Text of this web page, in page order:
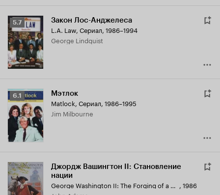
Рейтинг
Кинопоиска
5.7
5.7 Закон Лос-Анджелеса
L.A. Law, Сериал, 1986–1994
George Lindquist
Рейтинг
Кинопоиска
6.1
6.1 Мэтлок
Matlock, Сериал, 1986–1995
Jim Milbourne
Джордж Вашингтон II: Становление
нации
George Washington II: The Forging of a Nation , 1986